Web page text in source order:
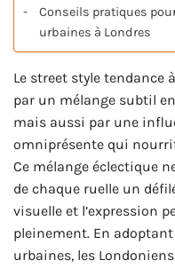
Conseils pratiques
urbaines à Londres
Le street style tendance
par un mélange subtil
mais aussi par une
omniprésente qui
Ce mélange éclectique
de chaque ruelle un
visuelle et l’expression
pleinement. En
urbaines, les